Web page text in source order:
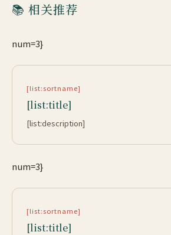
📚 相关推荐
num=3}
[list:sortname]
[list:title]
[list:description]
num=3}
[list:sortname]
[list:title]